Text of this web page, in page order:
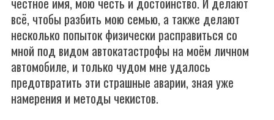
всё, чтобы разбить мою семью, а также делают
несколько попыток физически расправиться со
мной под видом автокатастрофы на моём личном
автомобиле, и только чудом мне удалось
предотвратить эти страшные аварии, зная уже
намерения и методы чекистов.